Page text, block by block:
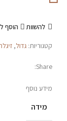
להשוות הוסף
קטגוריות: גדול, זיגלר
Share:
מידע נוסף
מידה